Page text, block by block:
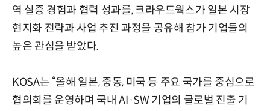
역 실증 경험과 협력 성과를, 크라우드웍스가 일본 시장
현지화 전략과 사업 추진 과정을 공유해 참가 기업들의
높은 관심을 받았다.
KOSA는 “올해 일본, 중동, 미국 등 주요 국가를 중심으로
협의회를 운영하며 국내 AI·SW 기업의 글로벌 진출 기